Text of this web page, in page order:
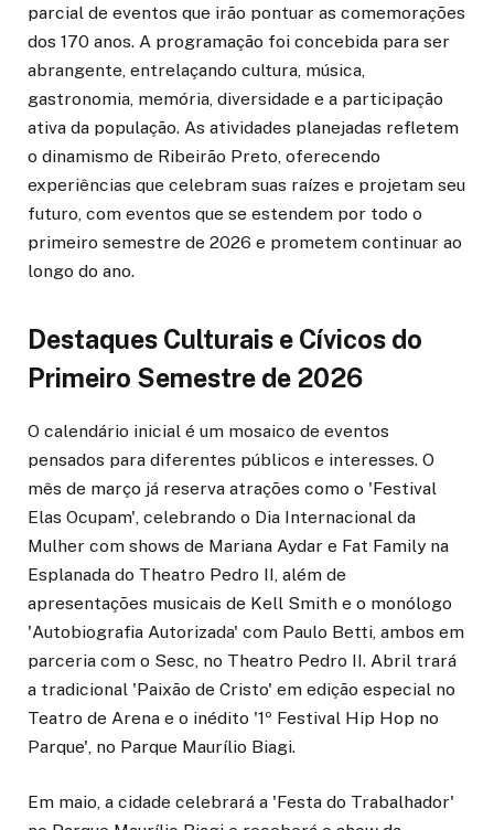
parcial de eventos que irão pontuar as comemorações
dos 170 anos. A programação foi concebida para ser
abrangente, entrelaçando cultura, música,
gastronomia, memória, diversidade e a participação
ativa da população. As atividades planejadas refletem
o dinamismo de Ribeirão Preto, oferecendo
experiências que celebram suas raízes e projetam seu
futuro, com eventos que se estendem por todo o
primeiro semestre de 2026 e prometem continuar ao
longo do ano.
Destaques Culturais e Cívicos do
Primeiro Semestre de 2026
O calendário inicial é um mosaico de eventos
pensados para diferentes públicos e interesses. O
mês de março já reserva atrações como o 'Festival
Elas Ocupam', celebrando o Dia Internacional da
Mulher com shows de Mariana Aydar e Fat Family na
Esplanada do Theatro Pedro II, além de
apresentações musicais de Kell Smith e o monólogo
'Autobiografia Autorizada' com Paulo Betti, ambos em
parceria com o Sesc, no Theatro Pedro II. Abril trará
a tradicional 'Paixão de Cristo' em edição especial no
Teatro de Arena e o inédito '1º Festival Hip Hop no
Parque', no Parque Maurílio Biagi.
Em maio, a cidade celebrará a 'Festa do Trabalhador'